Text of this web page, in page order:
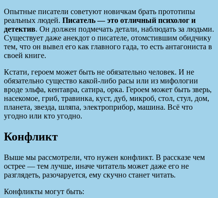
Опытные писатели советуют новичкам брать прототипы
реальных людей. Писатель — это отличный психолог и
детектив. Он должен подмечать детали, наблюдать за людьми.
Существует даже анекдот о писателе, отомстившим обидчику
тем, что он вывел его как главного гада, то есть антагониста в
своей книге.
Кстати, героем может быть не обязательно человек. И не
обязательно существо какой-либо расы или из мифологии
вроде эльфа, кентавра, сатира, орка. Героем может быть зверь,
насекомое, гриб, травинка, куст, дуб, микроб, стол, стул, дом,
планета, звезда, шляпа, электроприбор, машина. Всё что
угодно или кто угодно.
Конфликт
Выше мы рассмотрели, что нужен конфликт. В рассказе чем
острее — тем лучше, иначе читатель может даже его не
разглядеть, разочаруется, ему скучно станет читать.
Конфликты могут быть: